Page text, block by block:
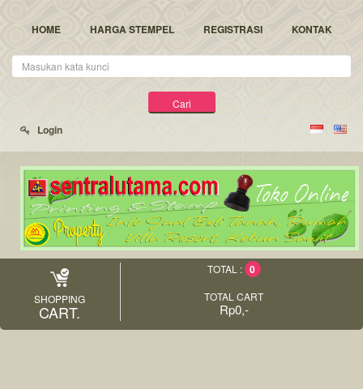
HOME HARGA STEMPEL REGISTRASI KONTAK
Kunci
Cari
Login
SHOPPING
CART.
TOTAL : 0
TOTAL CART
Rp0,-